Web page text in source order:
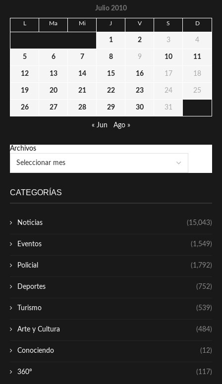
Julio 2010
L Ma Mi J V S D
1 2 3 4
5 6 7 8 9 10 11
12 13 14 15 16 17 18
19 20 21 22 23 24 25
26 27 28 29 30 31
« Jun Ago »
Archivos
CATEGORÍAS
Noticias (15,043)
Eventos (1,549)
Policial (1,792)
Deportes (752)
Turismo (539)
Arte y Cultura (484)
Conociendo (12)
360º (117)